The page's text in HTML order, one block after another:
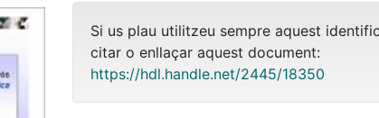
Si us plau utilitzeu sempre aquest
citar o enllaçar aquest document:
https://hdl.handle.net/2445/18350